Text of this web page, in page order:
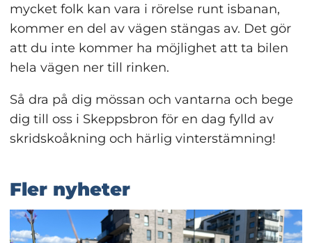
mycket folk kan vara i rörelse runt isbanan,
kommer en del av vägen stängas av. Det gör
att du inte kommer ha möjlighet att ta bilen
hela vägen ner till rinken.
Så dra på dig mössan och vantarna och bege
dig till oss i Skeppsbron för en dag fylld av
skridskoåkning och härlig vinterstämning!
Fler nyheter